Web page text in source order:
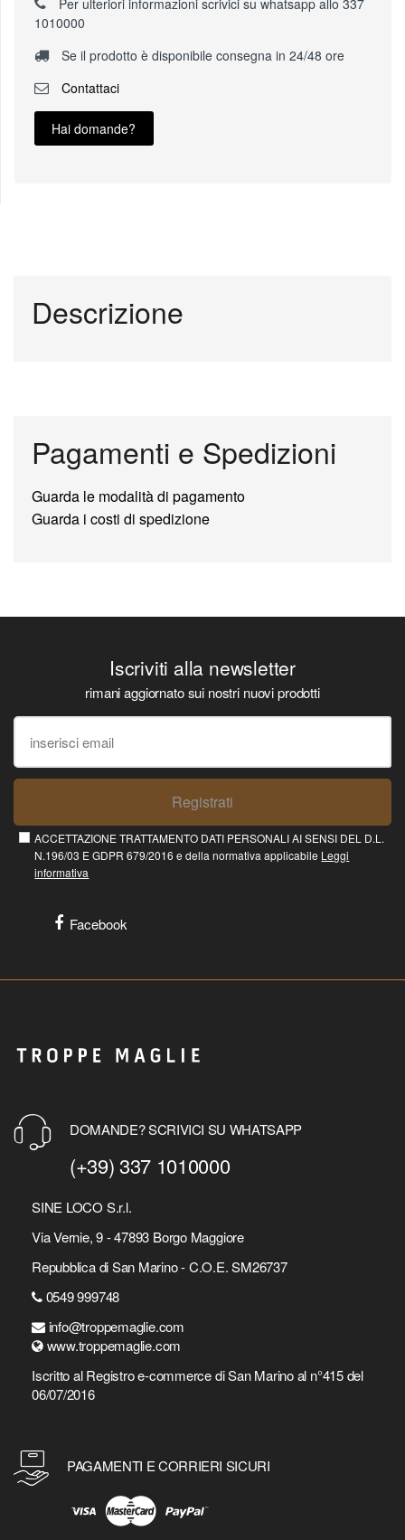
1010000
Se il prodotto è disponibile consegna in 24/48 ore
Contattaci
Hai domande?
Descrizione
Pagamenti e Spedizioni
Guarda le modalità di pagamento
Guarda i costi di spedizione
Iscriviti alla newsletter
rimani aggiornato sui nostri nuovi prodotti
Registrati
ACCETTAZIONE TRATTAMENTO DATI PERSONALI AI SENSI DEL D.L.
N.196/03 E GDPR 679/2016 e della normativa applicabile Leggi
informativa
Facebook
DOMANDE? SCRIVICI SU WHATSAPP
(+39) 337 1010000
SINE LOCO S.r.l.
Via Vernie, 9 - 47893 Borgo Maggiore
Repubblica di San Marino - C.O.E. SM26737
0549 999748
info@troppemaglie.com
www.troppemaglie.com
Iscritto al Registro e-commerce di San Marino al n°415 del
06/07/2016
PAGAMENTI E CORRIERI SICURI